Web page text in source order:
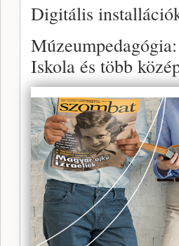
Digitális
Iskola és több